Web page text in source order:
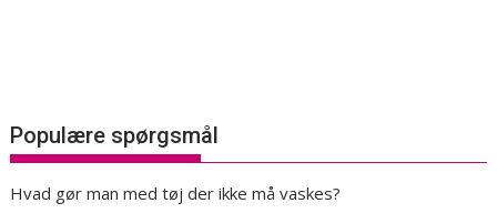
Populære spørgsmål
Hvad gør man med tøj der ikke må vaskes?